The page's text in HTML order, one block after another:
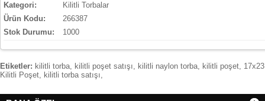
Kategori:
Kilitli Torbalar
Ürün Kodu:
266387
Stok Durumu:
1000
Etiketler: kilitli torba, kilitli poşet satışı, kilitli naylon torba, kilitli poşet, 17x23
Kilitli Poşet, kilitli torba satışı,